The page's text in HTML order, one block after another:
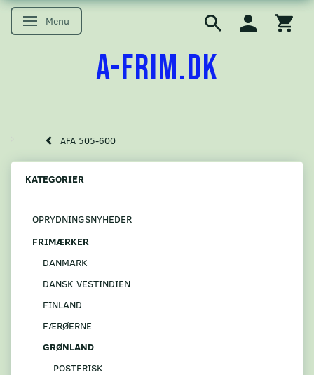
Skifte navigation
Menu
A-FRIM.DK
AFA 505-600
KATEGORIER
OPRYDNINGSNYHEDER
FRIMÆRKER
DANMARK
DANSK VESTINDIEN
FINLAND
FÆRØERNE
GRØNLAND
POSTFRISK